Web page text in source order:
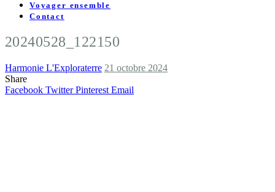
Voyager ensemble
Contact
20240528_122150
Harmonie L'Exploraterre 21 octobre 2024
Share
Facebook Twitter Pinterest Email